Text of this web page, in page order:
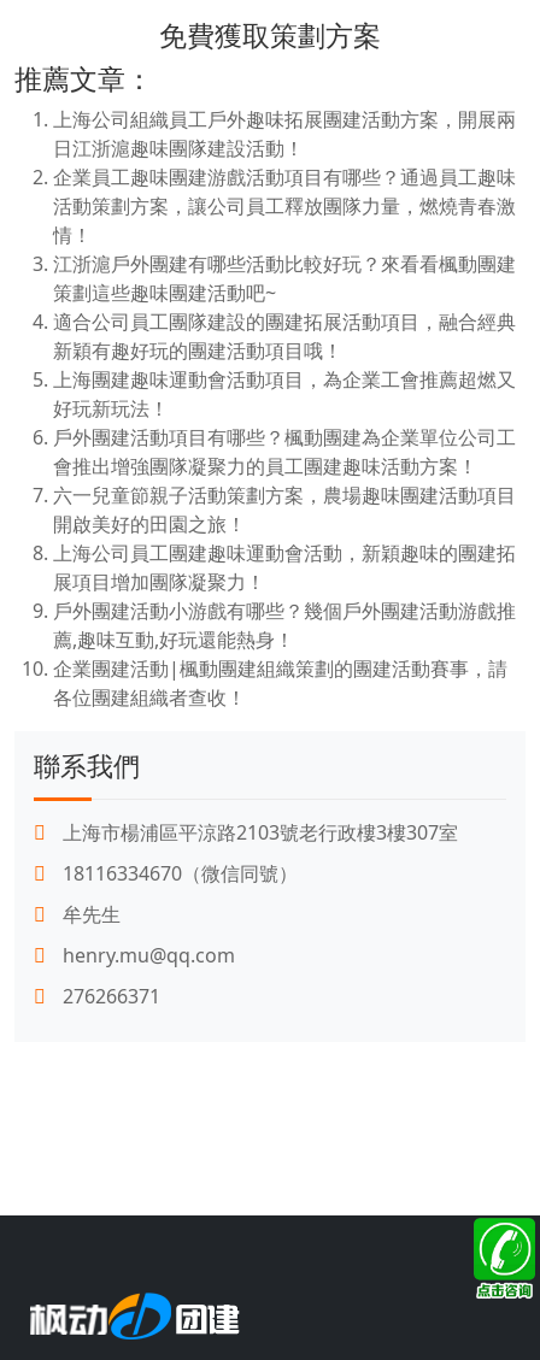
免費獲取策劃方案
推薦文章：
上海公司組織員工戶外趣味拓展團建活動方案，開展兩
日江浙滬趣味團隊建設活動！
企業員工趣味團建游戲活動項目有哪些？通過員工趣味
活動策劃方案，讓公司員工釋放團隊力量，燃燒青春激
情！
江浙滬戶外團建有哪些活動比較好玩？來看看楓動團建
策劃這些趣味團建活動吧~
適合公司員工團隊建設的團建拓展活動項目，融合經典
新穎有趣好玩的團建活動項目哦！
上海團建趣味運動會活動項目，為企業工會推薦超燃又
好玩新玩法！
戶外團建活動項目有哪些？楓動團建為企業單位公司工
會推出增強團隊凝聚力的員工團建趣味活動方案！
六一兒童節親子活動策劃方案，農場趣味團建活動項目
開啟美好的田園之旅！
上海公司員工團建趣味運動會活動，新穎趣味的團建拓
展項目增加團隊凝聚力！
戶外團建活動小游戲有哪些？幾個戶外團建活動游戲推
薦,趣味互動,好玩還能熱身！
企業團建活動|楓動團建組織策劃的團建活動賽事，請
各位團建組織者查收！
聯系我們
上海市楊浦區平涼路2103號老行政樓3樓307室
18116334670（微信同號）
牟先生
henry.mu@qq.com
276266371